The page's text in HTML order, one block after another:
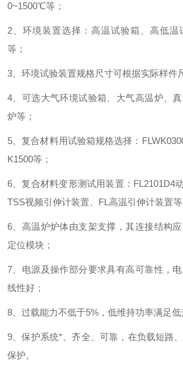
0~1500℃等 ；
2、 环境装置选择：高温试验箱、高低温
等 ；
3、 环境试验装置规格尺寸可根据实际样件
4、可选大气环境试验箱、大气高温炉、
炉等 ；
5 、复合材料用试验箱规格选择 ：
K1500等 ；
6、复合材料变形测试用装置：FL2101D4
TSS视频引伸计装置、FL高温引伸计装置等
6
高温炉炉体由支架支撑，其连接结构
定位模块 ；
7、电源及操作部分要求具有高可靠性，电
线性好 ；
8、过载能力不低于5%，低维持功率满足
9、保护系统*、齐全、可靠，在负载短路
保护。